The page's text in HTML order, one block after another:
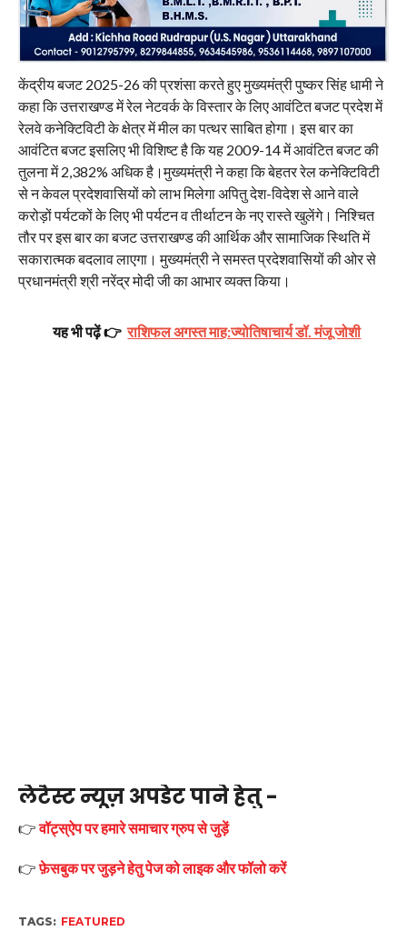
केंद्रीय बजट 2025-26 की प्रशंसा करते हुए मुख्यमंत्री पुष्कर सिंह धामी ने
कहा कि उत्तराखण्ड में रेल नेटवर्क के विस्तार के लिए आवंटित बजट प्रदेश में
रेलवे कनेक्टिविटी के क्षेत्र में मील का पत्थर साबित होगा। इस बार का
आवंटित बजट इसलिए भी विशिष्ट है कि यह 2009-14 में आवंटित बजट की
तुलना में 2,382% अधिक है।मुख्यमंत्री ने कहा कि बेहतर रेल कनेक्टिविटी
से न केवल प्रदेशवासियों को लाभ मिलेगा अपितु देश-विदेश से आने वाले
करोड़ों पर्यटकों के लिए भी पर्यटन व तीर्थाटन के नए रास्ते खुलेंगे। निश्चित
तौर पर इस बार का बजट उत्तराखण्ड की आर्थ‍िक और सामाजिक स्थिति में
सकारात्मक बदलाव लाएगा। मुख्यमंत्री ने समस्त प्रदेशवासियों की ओर से
प्रधानमंत्री श्री नरेंद्र मोदी जी का आभार व्यक्त किया।
यह भी पढ़ें 👉 राशिफल अगस्त माह:ज्योतिषाचार्य डॉ. मंजू जोशी
लेटैस्ट न्यूज़ अपडेट पाने हेतु -
👉वॉट्स्ऐप पर हमारे समाचार ग्रुप से जुड़ें
👉फ़ेसबुक पर जुड़ने हेतु पेज को लाइक और फॉलो करें
TAGS: FEATURED